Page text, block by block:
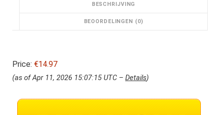
BESCHRIJVING
BEOORDELINGEN (0)
Price: €14.97
(as of Apr 11, 2026 15:07:15 UTC – Details)